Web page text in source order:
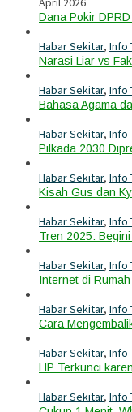
Dana Pokir
Habar Sekitar, Info
Narasi Liar vs
Habar Sekitar, Info
Bahasa Agama
Habar Sekitar, Info
Pilkada 2030
Habar Sekitar, Info
Kisah Gus dan
Habar Sekitar, Info
Tren 2025:
Habar Sekitar, Info
Internet di
Habar Sekitar, Info
Cara
Habar Sekitar, Info
HP Terkunci
Habar Sekitar, Info